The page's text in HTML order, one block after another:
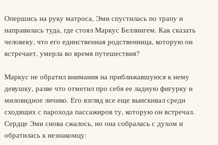
Опершись на руку матроса, Эми спустилась по трапу и
направилась туда, где стоял Маркус Беллингем. Как сказать
человеку, что его единственная родственница, которую он
встречает, умерла во время путешествия?
Маркус не обратил внимания на приближавшуюся к нему
девушку, разве что отметил про себя ее ладную фигурку и
миловидное личико. Его взгляд все еще выискивал среди
сходящих с парохода пассажиров ту, которую он встречал.
Сердце Эми снова сжалось, но она собралась с духом и
обратилась к незнакомцу: